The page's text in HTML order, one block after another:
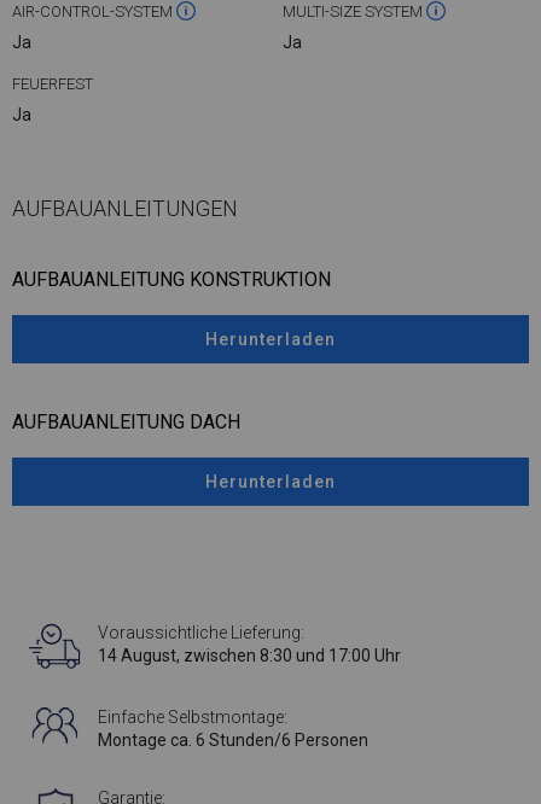
AIR-CONTROL-SYSTEM
Ja
MULTI-SIZE SYSTEM
Ja
FEUERFEST
Ja
AUFBAUANLEITUNGEN
AUFBAUANLEITUNG KONSTRUKTION
Herunterladen
AUFBAUANLEITUNG DACH
Herunterladen
Voraussichtliche Lieferung:
14 August, zwischen 8:30 und 17:00 Uhr
Einfache Selbstmontage:
Montage ca. 6 Stunden/6 Personen
Garantie: